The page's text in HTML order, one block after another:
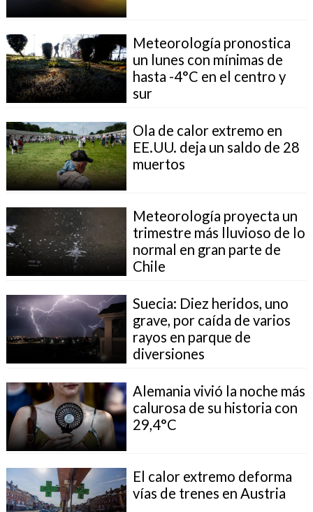
Meteorología pronostica
un lunes con mínimas de
hasta -4°C en el centro y
sur
Ola de calor extremo en
EE.UU. deja un saldo de 28
muertos
Meteorología proyecta un
trimestre más lluvioso de lo
normal en gran parte de
Chile
Suecia: Diez heridos, uno
grave, por caída de varios
rayos en parque de
diversiones
Alemania vivió la noche más
calurosa de su historia con
29,4°C
El calor extremo deforma
vías de trenes en Austria